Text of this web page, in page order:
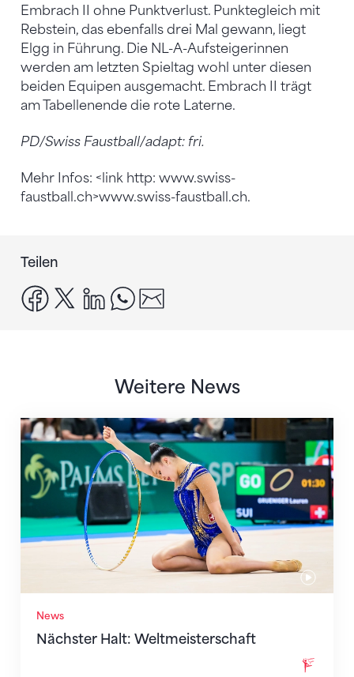
Embrach II ohne Punktverlust. Punktegleich mit
Rebstein, das ebenfalls drei Mal gewann, liegt
Elgg in Führung. Die NL-A-Aufsteigerinnen
werden am letzten Spieltag wohl unter diesen
beiden Equipen ausgemacht. Embrach II trägt
am Tabellenende die rote Laterne.
PD/Swiss Faustball/adapt: fri.
Mehr Infos: <link http: www.swiss-
faustball.ch>www.swiss-faustball.ch.
Teilen
facebook
x linkedinwhatsapp
Weitere News
News
Nächster Halt: Weltmeisterschaft
Nächster Halt: Weltmeisterschaft